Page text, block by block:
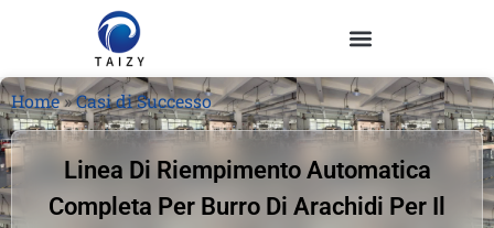
Home»Casi di Successo
Linea Di Riempimento Automatica
Completa Per Burro Di Arachidi Per Il